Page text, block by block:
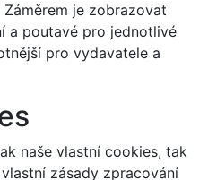
je zobrazovat
a poutavé pro jednotlivé
pro vydavatele a
naše vlastní cookies, tak
zásady zpracování